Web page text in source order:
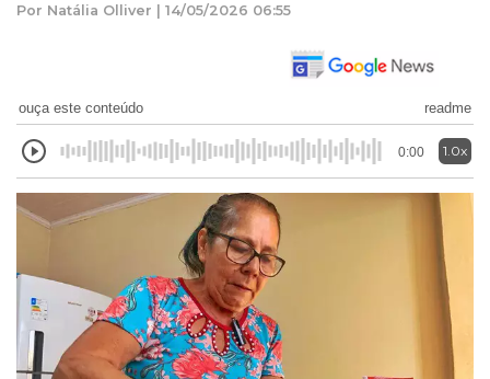
Por Natália Olliver | 14/05/2026 06:55
ouça este conteúdo readme
0:00 1.0x